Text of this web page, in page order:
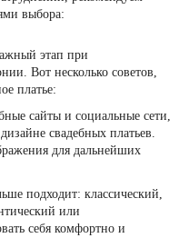
выбора:
этап при
Вот несколько советов,
платье:
сайты и социальные сети,
свадебных платьев.
для дальнейших
подходит: классический,
или
себя комфортно и